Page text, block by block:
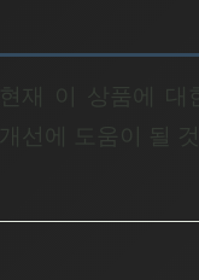
현재 이 상품에 대
개선에 도움이 될